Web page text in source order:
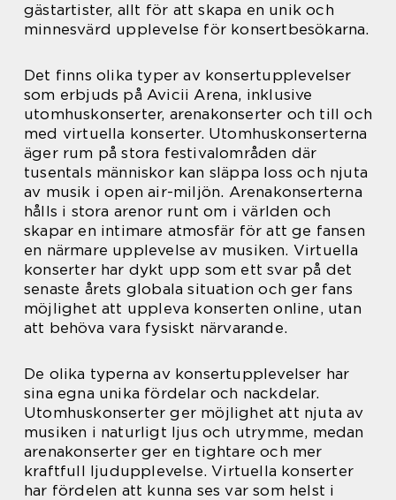
gästartister, allt för att skapa en unik och
minnesvärd upplevelse för konsertbesökarna.
Det finns olika typer av konsertupplevelser
som erbjuds på Avicii Arena, inklusive
utomhuskonserter, arenakonserter och till och
med virtuella konserter. Utomhuskonserterna
äger rum på stora festivalområden där
tusentals människor kan släppa loss och njuta
av musik i open air-miljön. Arenakonserterna
hålls i stora arenor runt om i världen och
skapar en intimare atmosfär för att ge fansen
en närmare upplevelse av musiken. Virtuella
konserter har dykt upp som ett svar på det
senaste årets globala situation och ger fans
möjlighet att uppleva konserten online, utan
att behöva vara fysiskt närvarande.
De olika typerna av konsertupplevelser har
sina egna unika fördelar och nackdelar.
Utomhuskonserter ger möjlighet att njuta av
musiken i naturligt ljus och utrymme, medan
arenakonserter ger en tightare och mer
kraftfull ljudupplevelse. Virtuella konserter
har fördelen att kunna ses var som helst i